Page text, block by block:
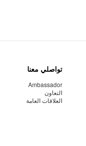
تواصلي معنا
Ambassador
التعاون
العلاقات العامة